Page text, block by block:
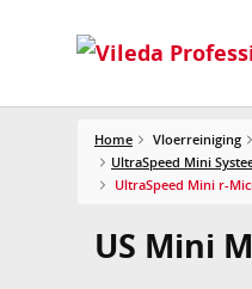
Home Vloerreiniging
UltraSpeed Mini
UltraSpeed Mini r-
US Mini